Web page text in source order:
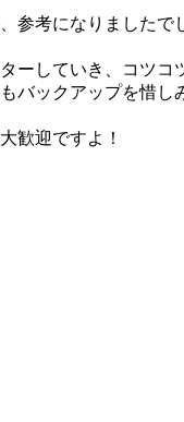
参考になりましたで
していき、コツコ
ックアップを惜
歓迎ですよ！